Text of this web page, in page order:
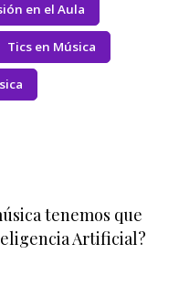
en el Aula
Tics en Música
tenemos que
Artificial?